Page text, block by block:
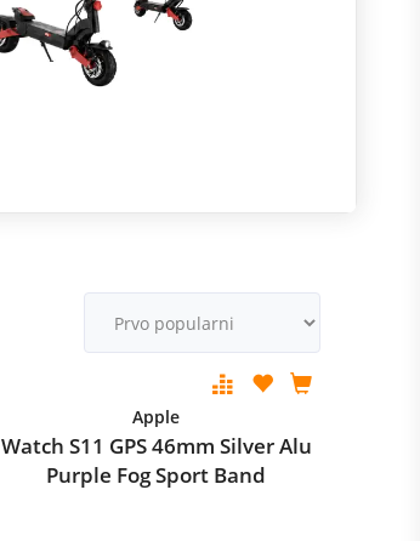
Apple
Watch S11 GPS 46mm Silver Alu
Purple Fog Sport Band